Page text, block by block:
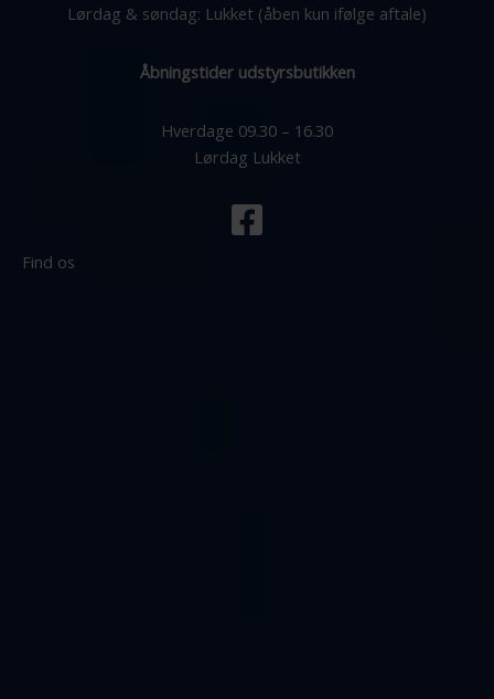
Lørdag & søndag: Lukket (åben kun ifølge aftale)
Åbningstider udstyrsbutikken
Hverdage 09.30 – 16.30
Lørdag Lukket
Find os